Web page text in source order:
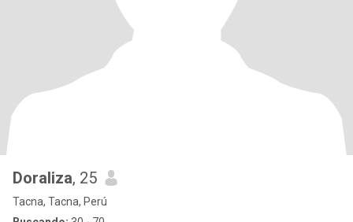
Doraliza, 25
Tacna, Tacna, Perú